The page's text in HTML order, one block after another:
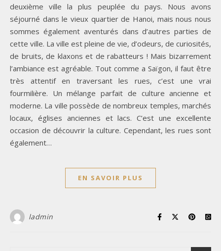
deuxième ville la plus peuplée du pays. Nous avons
séjourné dans le vieux quartier de Hanoi, mais nous nous
sommes également aventurés dans d’autres parties de
cette ville. La ville est pleine de vie, d’odeurs, de curiosités,
de bruits, de klaxons et de rabatteurs ! Mais bizarrement
l’ambiance est agréable. Tout comme a Saïgon, il faut être
très attentif en traversant les rues, c’est une vrai
fourmilière. Un mélange parfait de culture ancienne et
moderne. La ville possède de nombreux temples, marchés
locaux, églises anciennes et lacs. C’est une excellente
occasion de découvrir la culture. Cependant, les rues sont
également…
EN SAVOIR PLUS
ladmin